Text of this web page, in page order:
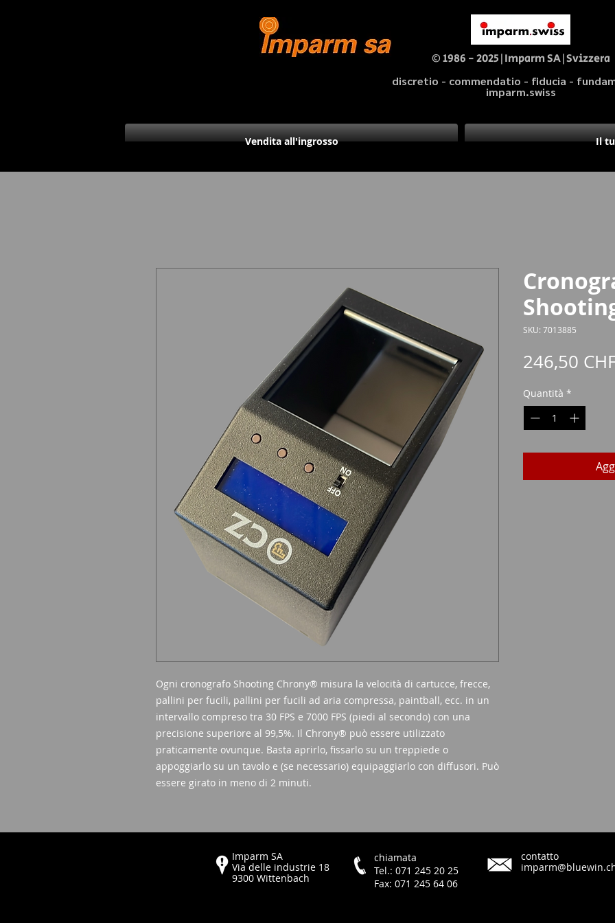
© 1986 - 2025|Imparm SA|Svizzera
discretio - commendatio - fiducia -
imparm.swiss
Vendita all'ingrosso Il
Ogni cronografo Shooting Chrony® misura la velocità di cartucce, frecce,
pallini per fucili, pallini per fucili ad aria compressa, paintball, ecc. in un
intervallo compreso tra 30 FPS e 7000 FPS (piedi al secondo) con una
precisione superiore al 99,5%. Il Chrony® può essere utilizzato
praticamente ovunque. Basta aprirlo, fissarlo su un treppiede o
appoggiarlo su un tavolo e (se necessario) equipaggiarlo con diffusori. Può
essere girato in meno di 2 minuti.
SKU: 7013885
246,50
Quantità *
Imparm SA
Via delle industrie 18
9300 Wittenbach
chiamata
Tel.: 071 245 20 25
Fax: 071 245 64 06
contatto